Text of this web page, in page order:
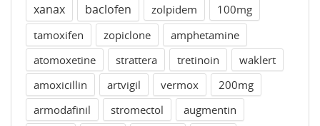
xanax
baclofen zolpidem
100mg
tamoxifen
zopiclone
amphetamine
atomoxetine
strattera tretinoin
waklert
amoxicillin
artvigil vermox
200mg
armodafinil
stromectol
augmentin